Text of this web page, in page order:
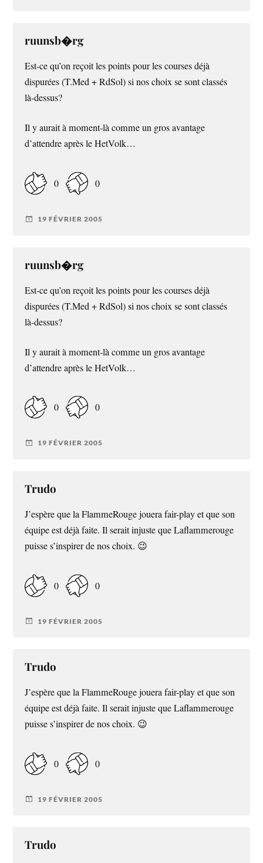
ruunsb�rg
Est-ce qu’on reçoit les points pour les courses déjà
dispurées (T.Med + RdSol) si nos choix se sont classés
là-dessus?
Il y aurait à moment-là comme un gros avantage
d’attendre après le HetVolk…
0 0
19 FÉVRIER 2005
ruunsb�rg
Est-ce qu’on reçoit les points pour les courses déjà
dispurées (T.Med + RdSol) si nos choix se sont classés
là-dessus?
Il y aurait à moment-là comme un gros avantage
d’attendre après le HetVolk…
0 0
19 FÉVRIER 2005
Trudo
J’espère que la FlammeRouge jouera fair-play et que son
équipe est déjà faite. Il serait injuste que Laflammerouge
puisse s’inspirer de nos choix. 😉
0 0
19 FÉVRIER 2005
Trudo
J’espère que la FlammeRouge jouera fair-play et que son
équipe est déjà faite. Il serait injuste que Laflammerouge
puisse s’inspirer de nos choix. 😉
0 0
19 FÉVRIER 2005
Trudo